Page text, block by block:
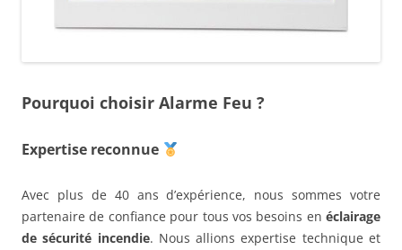
Pourquoi choisir Alarme Feu ?
Expertise reconnue
Avec plus de 40 ans d’expérience, nous sommes votre
partenaire de confiance pour tous vos besoins en éclairage
de sécurité incendie. Nous allions expertise technique et